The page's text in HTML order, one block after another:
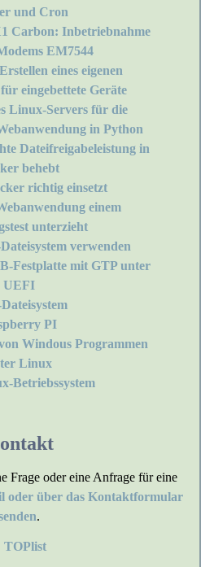
und Cron
Carbon: Inbetriebnahme
EM7544
eines eigenen
eingebettete Geräte
Linux-Servers für die
in Python
Dateifreigabeleistung in
behebt
richtig einsetzt
einem
unterzieht
verwenden
Festplatte mit GTP unter
UEFI
PI
Windous Programmen
Linux
Betriebssystem
Frage oder eine Anfrage für eine
oder über das Kontaktformular
.